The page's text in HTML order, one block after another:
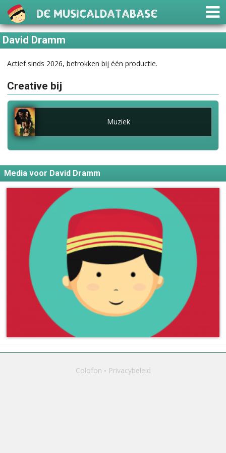
De Musicaldatabase
David Dramm
Actief sinds 2026, betrokken bij één productie.
Creative bij
Muziek
Media voor David Dramm
Colofon Privacybeleid